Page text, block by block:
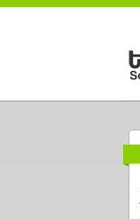
Direkt zum Inhalt